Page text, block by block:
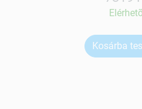
Kosárba